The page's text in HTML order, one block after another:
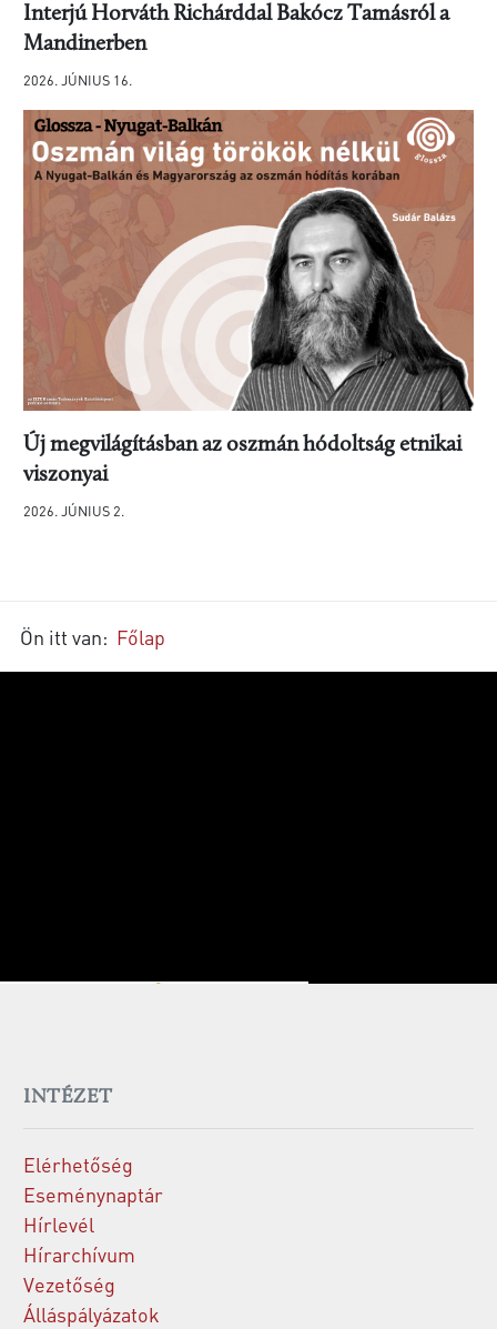
Interjú Horváth Richárddal Bakócz Tamásról a
Mandinerben
2026. JÚNIUS 16.
Új megvilágításban az oszmán hódoltság etnikai
viszonyai
2026. JÚNIUS 2.
Ön itt van: Főlap
INTÉZET
Elérhetőség
Eseménynaptár
Hírlevél
Hírarchívum
Vezetőség
Álláspályázatok